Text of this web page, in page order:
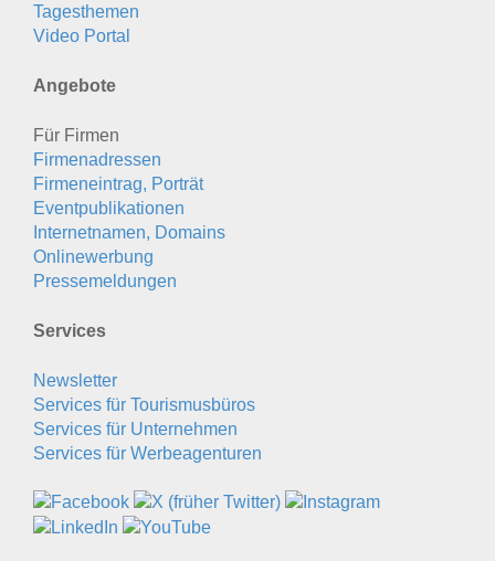
Tagesthemen
Video Portal
Angebote
Für Firmen
Firmenadressen
Firmeneintrag, Porträt
Eventpublikationen
Internetnamen, Domains
Onlinewerbung
Pressemeldungen
Services
Newsletter
Services für Tourismusbüros
Services für Unternehmen
Services für Werbeagenturen